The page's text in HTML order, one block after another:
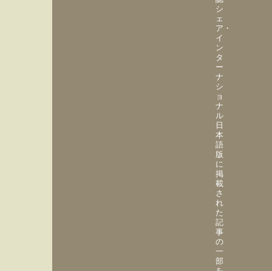
シ
ェ
ア・
イ
ン
タ
ー
ナ
シ
ョ
ナ
ル
日
本
語
版
に
掲
載
さ
れ
た
記
事
の
一
部